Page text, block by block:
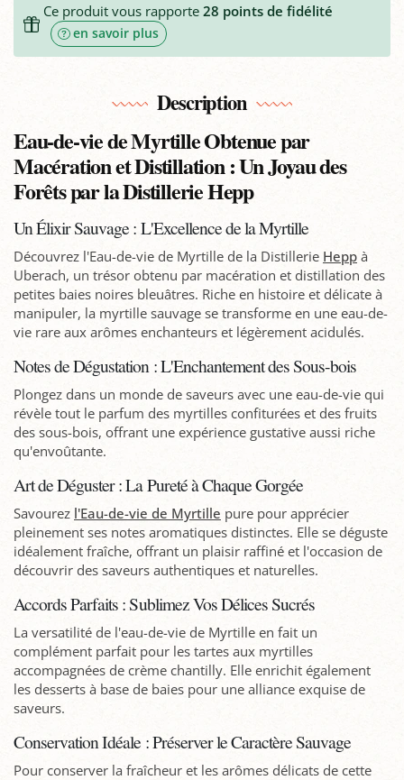
Ce produit vous rapporte28 points de fidélité
en savoir plus
Description
Eau-de-vie de Myrtille Obtenue par
Macération et Distillation : Un Joyau des
Forêts par la Distillerie Hepp
Un Élixir Sauvage : L'Excellence de la Myrtille
Découvrez l'Eau-de-vie de Myrtille de la Distillerie Hepp à
Uberach, un trésor obtenu par macération et distillation des
petites baies noires bleuâtres. Riche en histoire et délicate à
manipuler, la myrtille sauvage se transforme en une eau-de-
vie rare aux arômes enchanteurs et légèrement acidulés.
Notes de Dégustation : L'Enchantement des Sous-bois
Plongez dans un monde de saveurs avec une eau-de-vie qui
révèle tout le parfum des myrtilles confiturées et des fruits
des sous-bois, offrant une expérience gustative aussi riche
qu'envoûtante.
Art de Déguster : La Pureté à Chaque Gorgée
Savourez l'Eau-de-vie de Myrtille pure pour apprécier
pleinement ses notes aromatiques distinctes. Elle se déguste
idéalement fraîche, offrant un plaisir raffiné et l'occasion de
découvrir des saveurs authentiques et naturelles.
Accords Parfaits : Sublimez Vos Délices Sucrés
La versatilité de l'eau-de-vie de Myrtille en fait un
complément parfait pour les tartes aux myrtilles
accompagnées de crème chantilly. Elle enrichit également
les desserts à base de baies pour une alliance exquise de
saveurs.
Conservation Idéale : Préserver le Caractère Sauvage
Pour conserver la fraîcheur et les arômes délicats de cette